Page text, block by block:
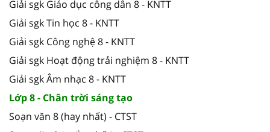
Giải sgk Giáo dục công dân 8 - KNTT
Giải sgk Tin học 8 - KNTT
Giải sgk Công nghệ 8 - KNTT
Giải sgk Hoạt động trải nghiệm 8 - KNTT
Giải sgk Âm nhạc 8 - KNTT
Lớp 8 - Chân trời sáng tạo
Soạn văn 8 (hay nhất) - CTST